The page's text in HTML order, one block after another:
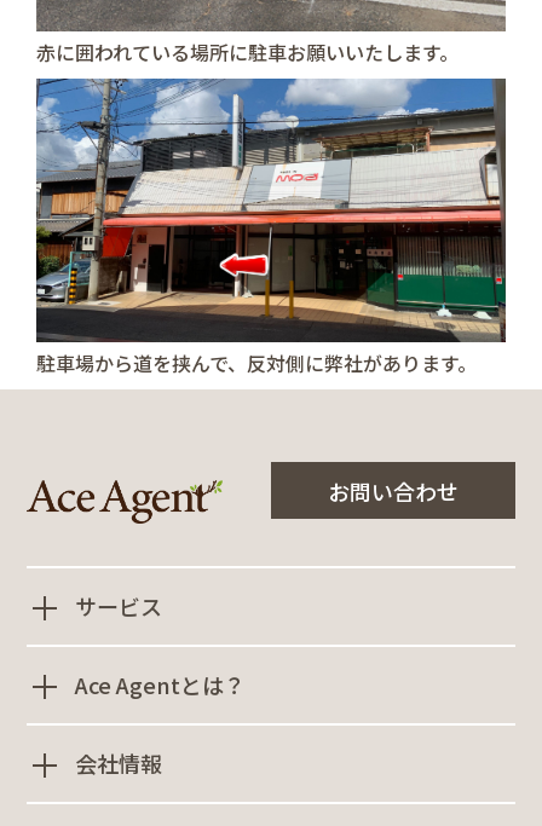
赤に囲われている場所に駐車お願いいたします。
駐車場から道を挟んで、反対側に弊社があります。
お問い合わせ
サービス
Ace Agentとは？
会社情報